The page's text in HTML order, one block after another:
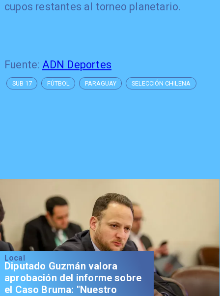
cupos restantes al torneo planetario.
Fuente: ADN Deportes
SUB 17 FÚTBOL PARAGUAY SELECCIÓN CHILENA
Local
Diputado Guzmán valora
aprobación del informe sobre
el Caso Bruma: "Nuestro